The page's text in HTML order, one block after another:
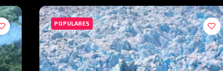
POPULARES